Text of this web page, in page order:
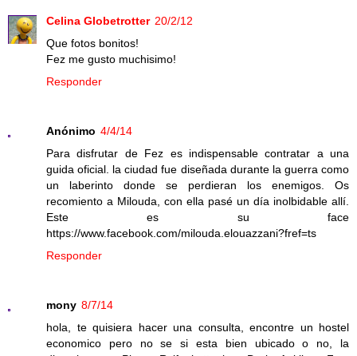
Celina Globetrotter 20/2/12
Que fotos bonitos!
Fez me gusto muchisimo!
Responder
Anónimo 4/4/14
Para disfrutar de Fez es indispensable contratar a una
guida oficial. la ciudad fue diseñada durante la guerra como
un laberinto donde se perdieran los enemigos. Os
recomiento a Milouda, con ella pasé un día inolbidable allí.
Este es su face
https://www.facebook.com/milouda.elouazzani?fref=ts
Responder
mony 8/7/14
hola, te quisiera hacer una consulta, encontre un hostel
economico pero no se si esta bien ubicado o no, la